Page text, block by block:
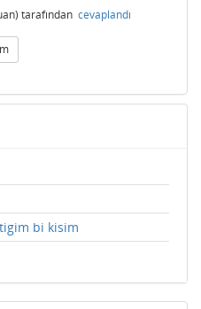
tarafından cevaplandı
bi kisim